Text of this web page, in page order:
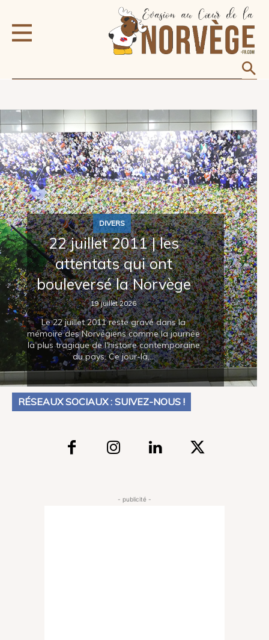
DIVERS
22 juillet 2011 | les
attentats qui ont
bouleversé la Norvège
19 juillet 2026
Le 22 juillet 2011 reste gravé dans la
mémoire des Norvégiens comme la journée
la plus tragique de l'histoire contemporaine
du pays. Ce jour-là,...
RÉSEAUX SOCIAUX : SUIVEZ-NOUS !
- publicité -